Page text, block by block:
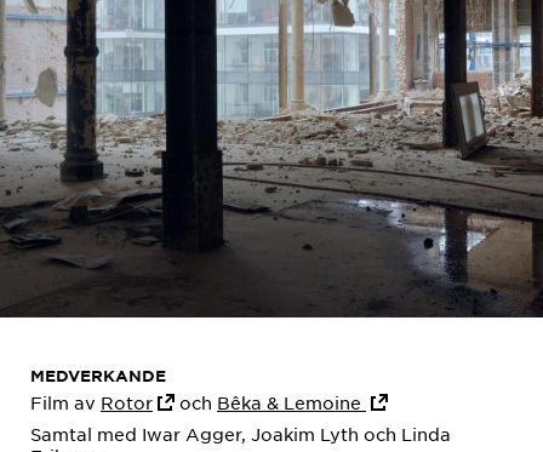
MEDVERKANDE
Film av Rotor och Bêka & Lemoine
Samtal med Iwar Agger, Joakim Lyth och Linda